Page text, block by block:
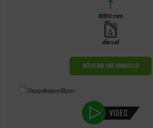
8000 mm
diesel
BŐVEBB INFORMÁCIÓ
Összehasonlítom